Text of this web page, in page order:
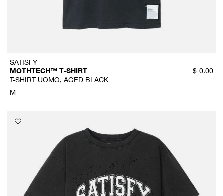
SATISFY
MOTHTECH™ T‑SHIRT
T-SHIRT UOMO, AGED BLACK
$ 0.00
M